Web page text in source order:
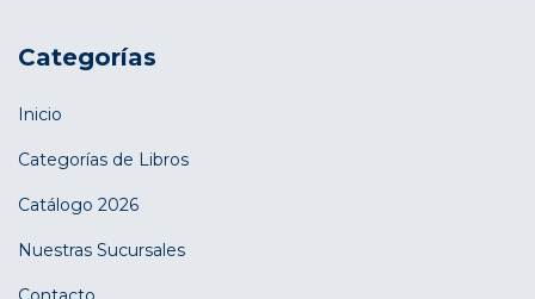
Categorías
Inicio
Categorías de Libros
Catálogo 2026
Nuestras Sucursales